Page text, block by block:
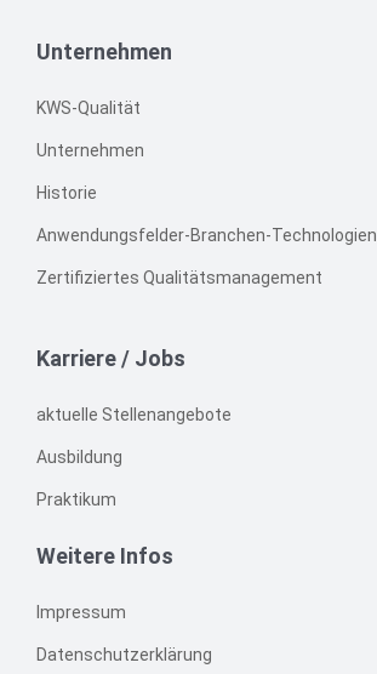
Unternehmen
KWS-Qualität
Unternehmen
Historie
Anwendungsfelder-Branchen-Technologien
Zertifiziertes Qualitätsmanagement
Karriere / Jobs
aktuelle Stellenangebote
Ausbildung
Praktikum
Weitere Infos
Impressum
Datenschutzerklärung